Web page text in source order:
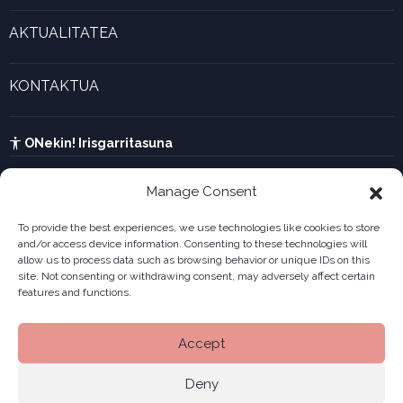
Manage Consent
To provide the best experiences, we use technologies like cookies to store
and/or access device information. Consenting to these technologies will
allow us to process data such as browsing behavior or unique IDs on this
site. Not consenting or withdrawing consent, may adversely affect certain
features and functions.
Accept
Deny
UTA kalkulagailua
AKTUALITATEA
KONTAKTUA
ONekin! Irisgarritasuna